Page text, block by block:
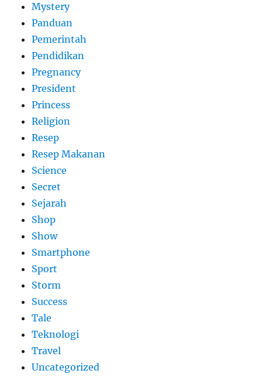
Mystery
Panduan
Pemerintah
Pendidikan
Pregnancy
President
Princess
Religion
Resep
Resep Makanan
Science
Secret
Sejarah
Shop
Show
Smartphone
Sport
Storm
Success
Tale
Teknologi
Travel
Uncategorized